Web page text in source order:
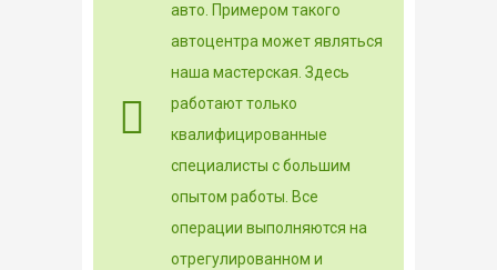
авто. Примером такого
автоцентра может являться
наша мастерская. Здесь
работают только
квалифицированные
специалисты с большим
опытом работы. Все
операции выполняются на
отрегулированном и